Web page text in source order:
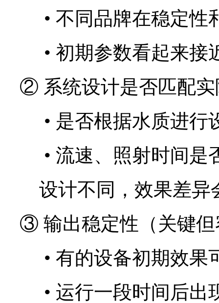
• 不同品牌在稳定性
• 初期参数看起来接
② 系统设计是否匹配实
• 是否根据水质进行
• 流速、照射时间是
设计不同，效果差异
③ 输出稳定性（关键但
• 有的设备初期效果
• 运行一段时间后出